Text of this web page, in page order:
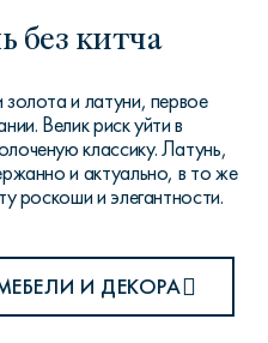
без китча
и латуни, первое
Велик риск уйти в
классику. Латунь,
и актуально, в то же
роскоши и элегантности.
И ДЕКОРА